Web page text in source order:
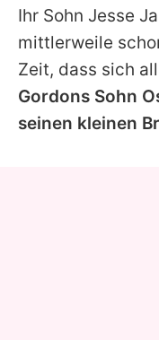
Ihr Sohn Jesse
mittlerweile
Zeit, dass sich
Gordons Sohn
seinen kleinen